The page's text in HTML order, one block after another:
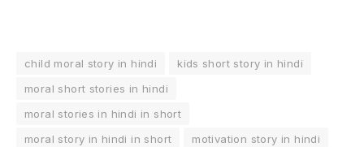
child moral story in hindi
kids short story in hindi
moral short stories in hindi
moral stories in hindi in short
moral story in hindi in short
motivation story in hindi